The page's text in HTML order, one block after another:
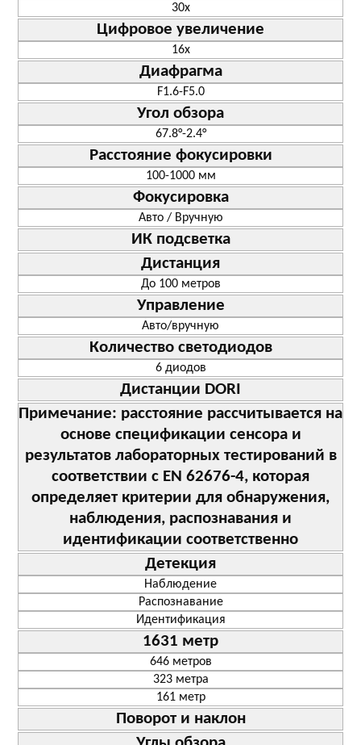
30x
Цифровое увеличение
16х
Диафрагма
F1.6-F5.0
Угол обзора
67.8°-2.4°
Расстояние фокусировки
100-1000 мм
Фокусировка
Авто / Вручную
ИК подсветка
Дистанция
До 100 метров
Управление
Авто/вручную
Количество светодиодов
6 диодов
Дистанции DORI
Примечание: расстояние рассчитывается на
основе спецификации сенсора и
результатов лабораторных тестирований в
соответствии с EN 62676-4, которая
определяет критерии для обнаружения,
наблюдения, распознавания и
идентификации соответственно
Детекция
Наблюдение
Распознавание
Идентификация
1631 метр
646 метров
323 метра
161 метр
Поворот и наклон